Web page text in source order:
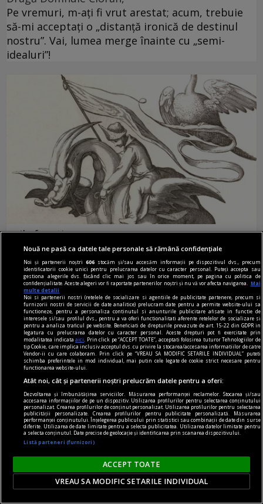
Pe vremuri, m-ați fi vrut arestat; acum, trebuie
să-mi acceptați o „distanță ironică de destinul
nostru”. Vai, lumea merge înainte cu „semi-
idealuri”!
noile fanatisme
„Rezistența acerbă a tuturor partidelor de a se
popula cu membri educați: cea mai nocivă formă
de fanatism românesc” interviu cu jurnalistul
Cătălin PRISACARIU, cofondator Defapt.ro
Asta e o întrebare care are foarte multe
variabile: locul, perioada, online, offline, vîrsta,
educația și tot așa.
Parteneri
Nouă ne pasă ca datele tale personale să rămână confidențiale
Noi și partenerii noștri606 stocăm și/sau accesăm informații pe dispozitivul dvs., precum
identificatorii cookie unici pentru prelucrarea datelor cu caracter personal. Puteți accepta sau
gestiona alegerile dvs. făcând clic mai jos sau în orice moment, pe pagina cu politica de
confidențialitate. Aceste alegeri vor fi raportate partenerilor noștri și nu vă vor afecta navigarea.
Mai
multe detalii
Noi si partenerii nostri (retelele de socializare si agentiile de publicitate partenere, precum si
furnizorii nostri de servicii de date analitice) prelucram date pentru a permite website-ului sa
functioneze, pentru a personaliza continutul si anunturile publicitare afisate in functie de
interesele si/sau profilul dvs., pentru a va oferi functionalitati aferente retelelor de socializare si
pentru a analiza traficul pe website. Beneficiati de drepturile prevazute de art. 15-22 din GDPR in
legatura cu prelucrarea datelor cu caracter personal. Aceste drepturi pot fi exercitate prin
modalitatea indicataaici
. Prin click pe “ACCEPT TOATE”, acceptati folosirea tuturor Tehnologiilor de
tip Cookie, care implica inclusiv acceptul dvs. cu privire la stocarea/accesarea informatiilor de catre
Vendor-ii cu care colaboram. Prin click pe “VREAU SA MODIFIC SETARILE INDIVIDUAL” puteti
schimba preferintele in mod individual, mai putin cele legate de cookie strict necesare pentru
functionarea website-ului.
Atât noi, cât și partenerii noștri prelucrăm datele pentru a oferi:
Dezvoltarea și îmbunătățirea serviciilor. Măsurarea performanței reclamelor. Stocarea și/sau
accesarea informațiilor de pe un dispozitiv. Utilizarea profilurilor pentru selectarea conținutului
personalizat. Crearea profilurilor de conținut personalizat. Utilizarea profilurilor pentru selectarea
publicității personalizate. Crearea profilurilor pentru publicitate personalizată. Măsurarea
performanței conținutului. Înțelegerea publicului prin statistici sau combinații de date din surse
diferite. Utilizarea de date limitate pentru a selecta publicitatea. Utilizarea datelor limitate pentru
a selecta conținutul. Date precise de geolocație și identificarea prin scanarea dispozitivului.
Listă parteneri (furnizori)
ACCEPT TOATE
VREAU SA MODIFIC SETARILE INDIVIDUAL